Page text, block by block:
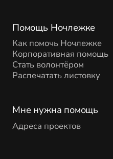
Помощь Ночлежке
Как помочь Ночлежке
Корпоративная помощь
Стать волонтёром
Распечатать листовку
Мне нужна помощь
Адреса проектов